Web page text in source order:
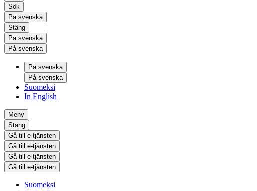
Sök
På svenska
Stäng
På svenska
På svenska
På svenska
På svenska
Suomeksi
In English
Meny
Stäng
Gå till e-tjänsten
Gå till e-tjänsten
Gå till e-tjänsten
Gå till e-tjänsten
Suomeksi